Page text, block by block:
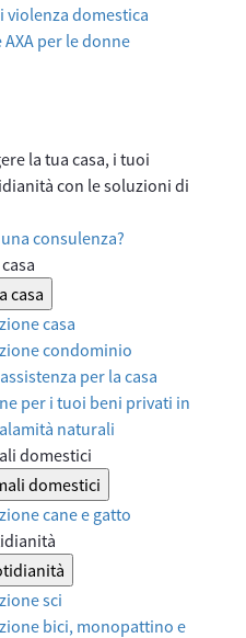
violenza domestica
per le donne
la tua casa, i tuoi
con le soluzioni di
consulenza?
casa
casa
condominio
per la casa
per i tuoi beni privati in
naturali
domestici
domestici
cane e gatto
sci
bici, monopattino e